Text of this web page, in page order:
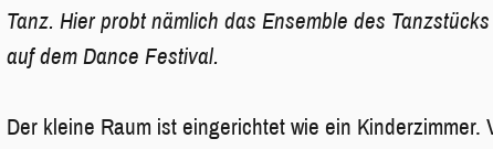
Tanz. Hier probt nämlich das Ensemble des
auf dem Dance Festival.
Der kleine Raum ist eingerichtet wie ein Kinderzimmer.